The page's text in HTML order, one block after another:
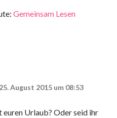
Gemeinsam Lesen
25. August 2015 um 08:53
Urlaub? Oder seid ihr